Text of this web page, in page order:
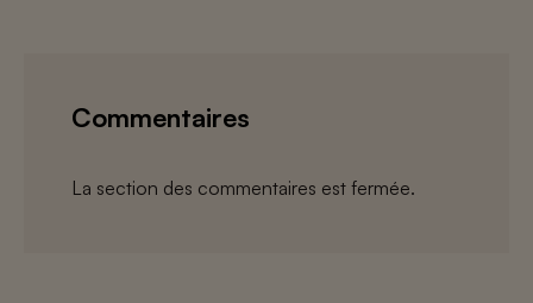
Commentaires
La section des commentaires est fermée.